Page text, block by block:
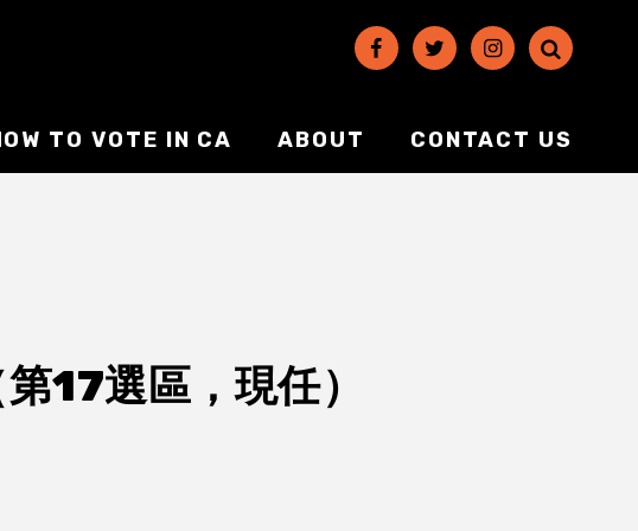
TO VOTE IN CA ABOUT CONTACT US
17選區，現任）